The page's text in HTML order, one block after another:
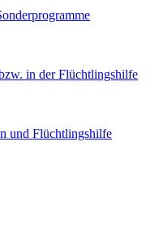
in der Flüchtlingshilfe
und Flüchtlingshilfe